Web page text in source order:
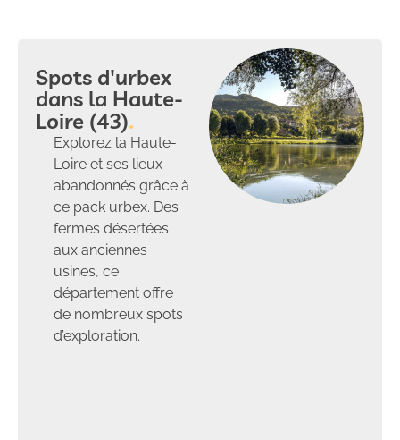
Spots d'urbex
dans la Haute-
Loire (43)
Explorez la Haute-
Loire et ses lieux
abandonnés grâce à
ce pack urbex. Des
fermes désertées
aux anciennes
usines, ce
département offre
de nombreux spots
d’exploration.